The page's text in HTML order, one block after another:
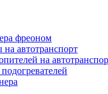
фреоном
на автотранспорт
на